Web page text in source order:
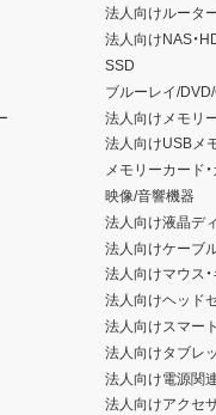
法人向けルータ
法人向けNAS・
SSD
ブルーレイ/
法人向けメモリ
法人向けUSBメ
メモリーカード
映像/音響機器
法人向け液晶デ
法人向けケーブ
法人向けマウス
法人向けヘッド
法人向けスマー
法人向けタブレ
法人向け電源関
法人向けアクセ